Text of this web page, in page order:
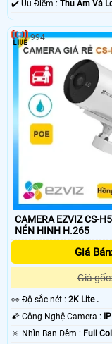
️✔️ Ưu Điểm : Thu Âm Và
CAMERA EZVIZ CS-
NÉN HINH H.265
Giá
Giá
️👀 Độ sắc nét : 2K Lite .
🌠 Công Nghệ Camera :
🔅 Nhìn Ban Đêm : Full
994